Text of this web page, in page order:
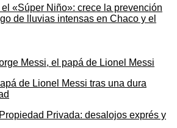
«Súper Niño»: crece la prevención
de lluvias intensas en Chaco y el
de Lionel Messi tras una dura